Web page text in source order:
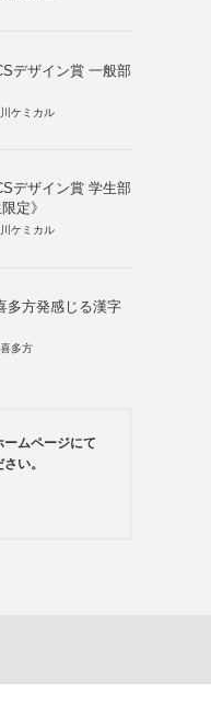
デザイン賞 一般部
ケミカル
デザイン賞 学生部
定》
ケミカル
多方発感じる漢字
多方
ームページにて
い。